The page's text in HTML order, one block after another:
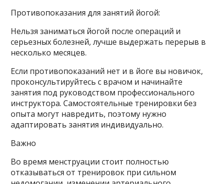
Противопоказания для занятий йогой:
Нельзя заниматься йогой после операций и
серьезных болезней, лучше выдержать перерыв в
несколько месяцев.
Если противопоказаний нет и в йоге вы новичок,
проконсультируйтесь с врачом и начинайте
занятия под руководством профессионального
инструктора. Самостоятельные тренировки без
опыта могут навредить, поэтому нужно
адаптировать занятия индивидуально.
Важно
Во время менструации стоит полностью
отказываться от тренировок при сильном